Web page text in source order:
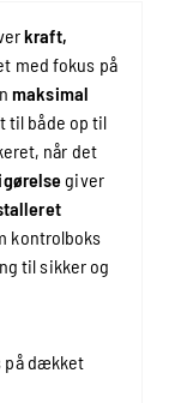
kraft,
med fokus på
maksimal
til både op til
når det
giver
kontrolboks
til sikker og
på dækket